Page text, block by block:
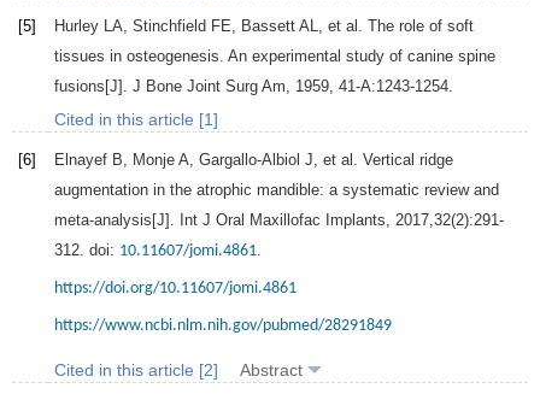
[5] Hurley LA Stinchfield FE Bassett AL
, et al. The role of soft
tissues in osteogenesis. An experimental study of canine spine
fusions[J]. J Bone Joint Surg Am 1959 41-A:1243-1254.
Cited in this article [1]
[6] Elnayef B Monje A Gargallo-Albiol J , et al. Vertical ridge
augmentation in the atrophic mandible: a systematic review and
meta-analysis[J]. Int J Oral Maxillofac Implants 2017 32(2):291-
312. doi: 10.11607/jomi.4861
https://doi.org/10.11607/jomi.4861
https://www.ncbi.nlm.nih.gov/pubmed/28291849
Cited in this article [2] Abstract